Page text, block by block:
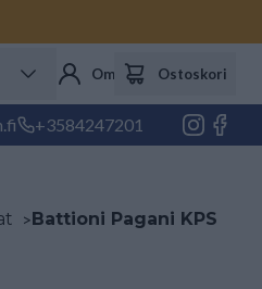
Oma tili Ostoskori
+3584247201
>Battioni Pagani KPS